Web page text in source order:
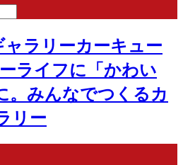
カーキュー
ライフに「かわい
。みんなでつくるカ
リー